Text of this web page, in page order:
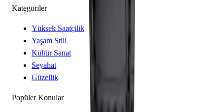
Kategoriler
Yüksek Saatçilik
Yaşam Stili
Kültür Sanat
Seyahat
Güzellik
Popüler Konular